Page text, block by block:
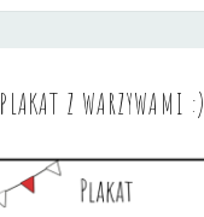
PLAKAT Z WARZYWAMI :)